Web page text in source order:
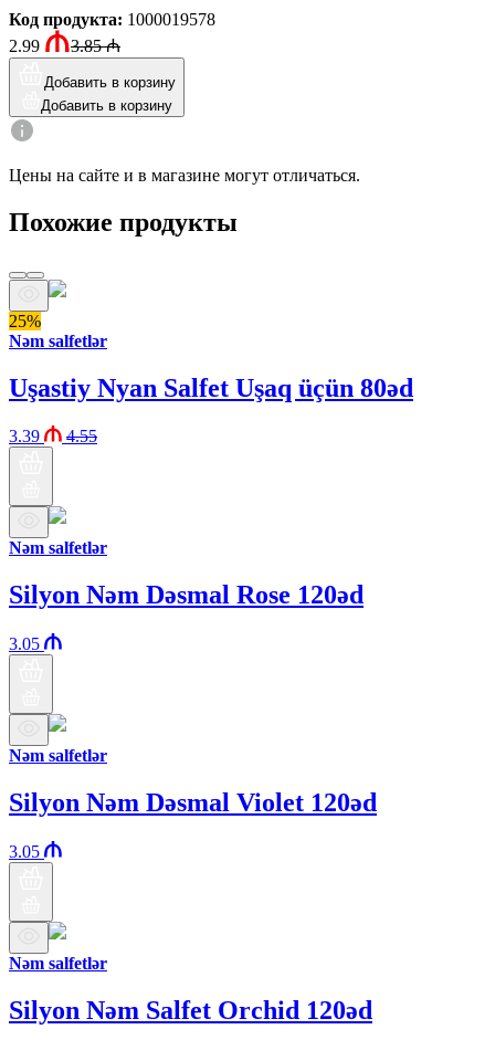
Код продукта: 1000019578
2.99
3.85₼
Добавить в корзину
Добавить в корзину
Цены на сайте и в магазине могут отличаться.
Похожие продукты
25%
Nəm salfetlər
Uşastiy Nyan Salfet Uşaq üçün 80əd
3.39 4.55
Nəm salfetlər
Silyon Nəm Dəsmal Rose 120əd
3.05
Nəm salfetlər
Silyon Nəm Dəsmal Violet 120əd
3.05
Nəm salfetlər
Silyon Nəm Salfet Orchid 120əd